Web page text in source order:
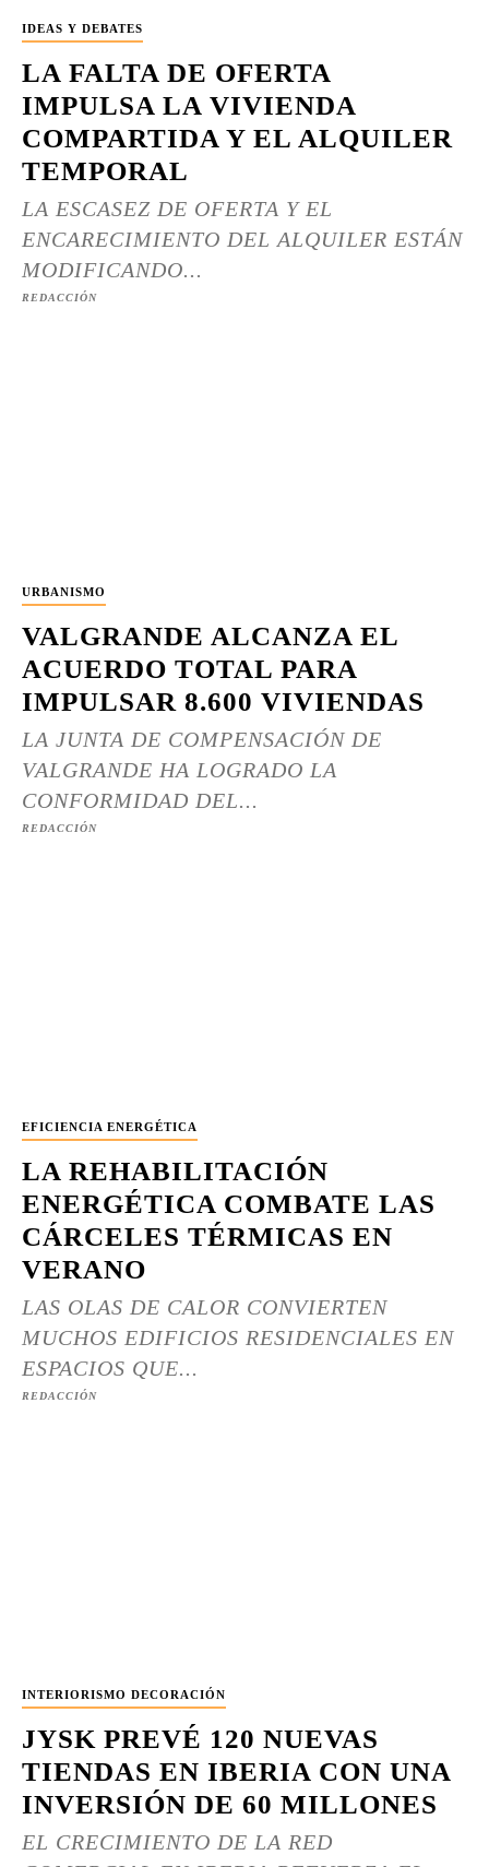
IDEAS Y DEBATES
LA FALTA DE OFERTA
IMPULSA LA VIVIENDA
COMPARTIDA Y EL ALQUILER
TEMPORAL
LA ESCASEZ DE OFERTA Y EL
ENCARECIMIENTO DEL ALQUILER ESTÁN
MODIFICANDO...
REDACCIÓN
URBANISMO
VALGRANDE ALCANZA EL
ACUERDO TOTAL PARA
IMPULSAR 8.600 VIVIENDAS
LA JUNTA DE COMPENSACIÓN DE
VALGRANDE HA LOGRADO LA
CONFORMIDAD DEL...
REDACCIÓN
EFICIENCIA ENERGÉTICA
LA REHABILITACIÓN
ENERGÉTICA COMBATE LAS
CÁRCELES TÉRMICAS EN
VERANO
LAS OLAS DE CALOR CONVIERTEN
MUCHOS EDIFICIOS RESIDENCIALES EN
ESPACIOS QUE...
REDACCIÓN
INTERIORISMO DECORACIÓN
JYSK PREVÉ 120 NUEVAS
TIENDAS EN IBERIA CON UNA
INVERSIÓN DE 60 MILLONES
EL CRECIMIENTO DE LA RED